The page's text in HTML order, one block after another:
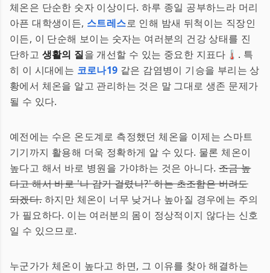
체온은 단순한 숫자 이상이다. 하루 종일 공부하느라 머리
아픈 대학생이든, 스트레스로 인해 밤새 뒤척이는 직장인
이든, 이 단순해 보이는 숫자는 여러분의 건강 상태를 진
단하고 생활의 질을 개선할 수 있는 중요한 지표다🌡️. 특
히 이 시대에는 코로나19 같은 감염병이 기승을 부리는 상
황에서 체온을 알고 관리하는 것은 말 그대로 생존 문제가
될 수 있다.
예전에는 수은 온도계로 측정했던 체온을 이제는 스마트
기기까지 활용해 더욱 정확하게 알 수 있다. 물론 체온이
높다고 해서 바로 병원을 가야하는 것은 아니다.조금 높
다고 해서 바로 '나 감기 걸렸나?' 하는 초조함은 버려도
되겠다.하지만 체온이 너무 낮거나 높아질 경우에는 주의
가 필요하다. 이는 여러분의 몸이 정상적이지 않다는 신호
일 수 있으므로.
누군가가 체온이 높다고 하면, 그 이유를 찾아 해결하는